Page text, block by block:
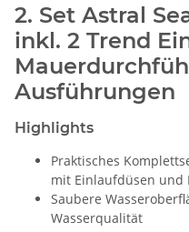
2. Set Astral
inkl. 2 Trend
Ausführungen
Highlights
Praktisches
mit Einlaufdüsen
Saubere
Wasserqualität